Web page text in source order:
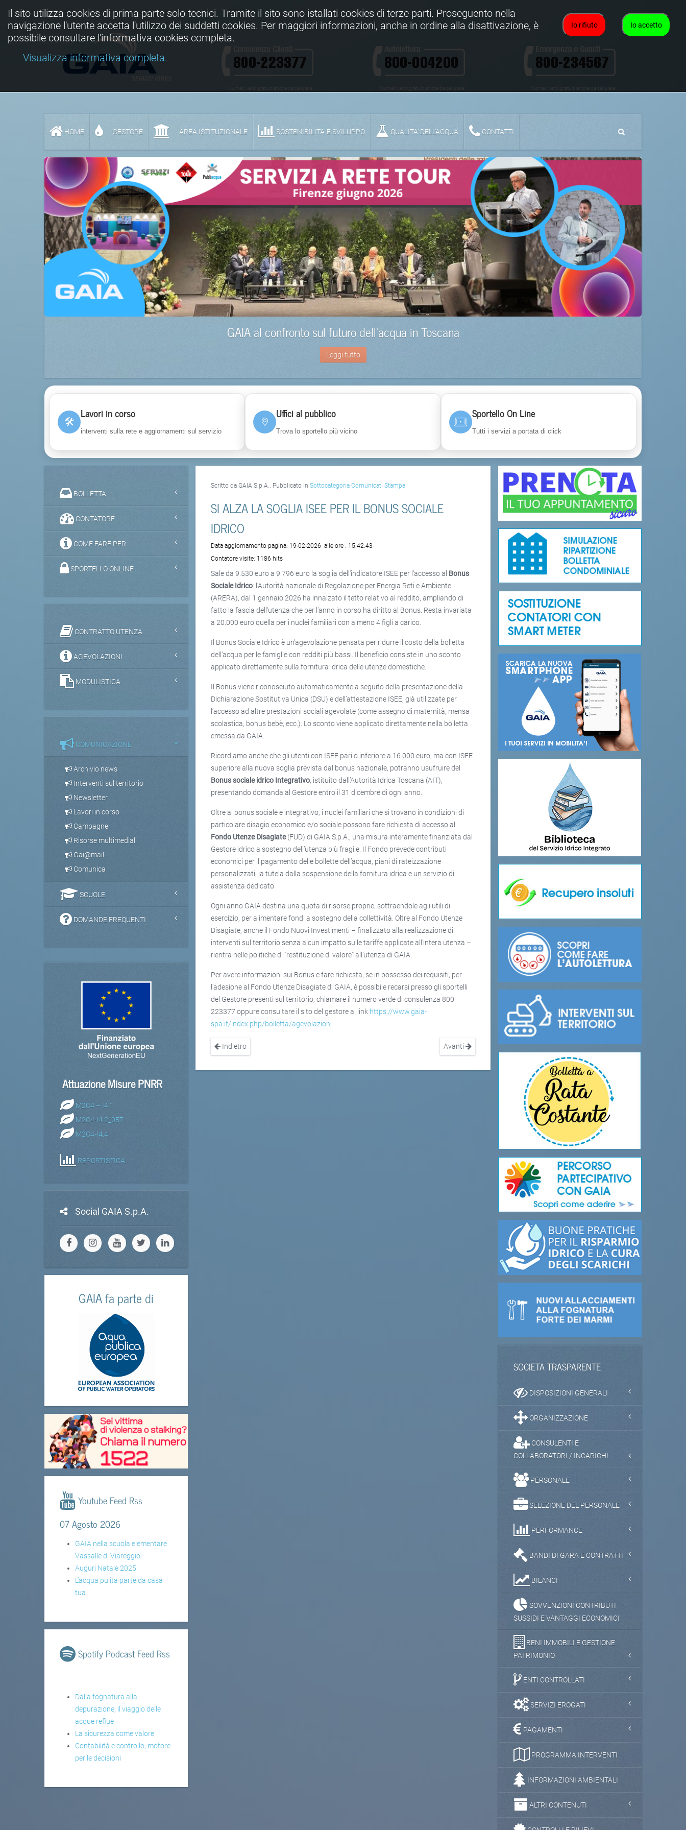
Numeri verdi gratuiti anche da cellulare
HOME GESTORE AREA ISTITUZIONALE SOSTENIBILITA' E SVILUPPO QUALITA’ DELL’ACQUA CONTATTI
GAIA al confronto sul futuro dell’acqua in Toscana
Leggi tutto
🛠
Lavori in corso
interventi sulla rete e aggiornamenti sul servizio
Uffici al pubblico
Trova lo sportello più vicino
Sportello On Line
Tutti i servizi a portata di click
Scritto da GAIA S.p.A.. Pubblicato inSottocategoria Comunicati Stampa
SI ALZA LA SOGLIA ISEE PER IL BONUS SOCIALE
IDRICO
Data aggiornamento pagina: 19-02-2026 alle ore : 15:42:43
Contatore visite: 1186 hits
Sale da 9.530 euro a 9.796 euro la soglia dell'indicatore ISEE per l'accesso al Bonus
Sociale Idrico: l'Autorità nazionale di Regolazione per Energia Reti e Ambiente
(ARERA), dal 1 gennaio 2026 ha innalzato il tetto relativo al reddito, ampliando di
fatto la fascia dell'utenza che per l'anno in corso ha diritto al Bonus. Resta invariata
a 20.000 euro quella per i nuclei familiari con almeno 4 figli a carico.
Il Bonus Sociale Idrico è un’agevolazione pensata per ridurre il costo della bolletta
dell’acqua per le famiglie con redditi più bassi. Il beneficio consiste in uno sconto
applicato direttamente sulla fornitura idrica delle utenze domestiche.
Il Bonus viene riconosciuto automaticamente a seguito della presentazione della
Dichiarazione Sostitutiva Unica (DSU) e dell’attestazione ISEE, già utilizzate per
l’accesso ad altre prestazioni sociali agevolate (come assegno di maternità, mensa
scolastica, bonus bebè, ecc.). Lo sconto viene applicato direttamente nella bolletta
emessa da GAIA.
Ricordiamo anche che gli utenti con ISEE pari o inferiore a 16.000 euro, ma con ISEE
superiore alla nuova soglia prevista dal bonus nazionale, potranno usufruire del
Bonus sociale idrico Integrativo, istituito dall’Autorità Idrica Toscana (AIT),
presentando domanda al Gestore entro il 31 dicembre di ogni anno.
Oltre ai bonus sociale e integrativo, i nuclei familiari che si trovano in condizioni di
particolare disagio economico e/o sociale possono fare richiesta di accesso al
Fondo Utenze Disagiate(FUD) di GAIA S.p.A., una misura interamente finanziata dal
Gestore idrico a sostegno dell’utenza più fragile. Il Fondo prevede contributi
economici per il pagamento delle bollette dell’acqua, piani di rateizzazione
personalizzati, la tutela dalla sospensione della fornitura idrica e un servizio di
assistenza dedicato.
Ogni anno GAIA destina una quota di risorse proprie, sottraendole agli utili di
esercizio, per alimentare fondi a sostegno della collettività. Oltre al Fondo Utenze
Disagiate, anche il Fondo Nuovi Investimenti – finalizzato alla realizzazione di
interventi sul territorio senza alcun impatto sulle tariffe applicate all’intera utenza –
rientra nelle politiche di "restituzione di valore" all’utenza di GAIA.
Per avere informazioni sui Bonus e fare richiesta, se in possesso dei requisiti, per
l'adesione al Fondo Utenze Disagiate di GAIA, è possibile recarsi presso gli sportelli
del Gestore presenti sul territorio, chiamare il numero verde di consulenza 800
223377 oppure consultare il sito del gestore al link https://www.gaia-
spa.it/index.php/bolletta/agevolazioni
Indietro Avanti
BOLLETTA
CONTATORE
COME FARE PER...
SPORTELLO ONLINE
CONTRATTO UTENZA
AGEVOLAZIONI
MODULISTICA
COMUNICAZIONE
Archivio news
Interventi sul territorio
Newsletter
Lavori in corso
Campagne
Risorse multimediali
Gai@mail
Comunica
SCUOLE
DOMANDE FREQUENTI
Attuazione Misure PNRR
M2C4 – I4.1
M2C4-I4.2_057
M2C4-I4.4
REPORTISTICA
Social GAIA S.p.A.
GAIA fa parte di
Youtube Feed Rss
07 Agosto 2026
GAIA nella scuola elementare
Vassalle di Viareggio
Auguri Natale 2025
L'acqua pulita parte da casa
tua
Spotify Podcast Feed Rss
Dalla fognatura alla
depurazione, il viaggio delle
acque reflue
La sicurezza come valore
Contabilità e controllo, motore
per le decisioni
SOCIETA TRASPARENTE
DISPOSIZIONI GENERALI
ORGANIZZAZIONE
CONSULENTI E
COLLABORATORI / INCARICHI
PERSONALE
SELEZIONE DEL PERSONALE
PERFORMANCE
BANDI DI GARA E CONTRATTI
BILANCI
SOVVENZIONI CONTRIBUTI
SUSSIDI E VANTAGGI ECONOMICI
BENI IMMOBILI E GESTIONE
PATRIMONIO
ENTI CONTROLLATI
SERVIZI EROGATI
PAGAMENTI
PROGRAMMA INTERVENTI
INFORMAZIONI AMBIENTALI
ALTRI CONTENUTI
Io accetto
Io rifiuto
Il sito utilizza cookies di prima parte solo tecnici. Tramite il sito sono istallati cookies di terze parti. Proseguento nella
navigazione l'utente accetta l'utilizzo dei suddetti cookies. Per maggiori informazioni, anche in ordine alla disattivazione, è
possibile consultare l'informativa cookies completa.
Visualizza informativa completa.